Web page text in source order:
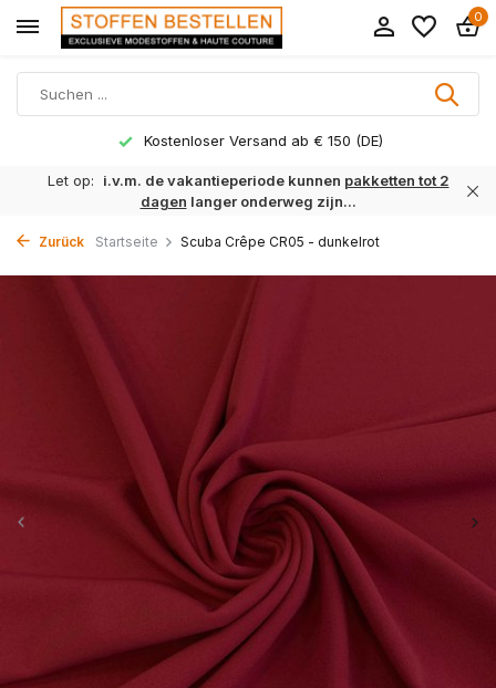
0
Kostenloser Versand ab € 150 (DE)
Let op: i.v.m. de vakantieperiode kunnen pakketten tot 2
dagen langer onderweg zijn...
Zurück Startseite Scuba Crêpe CR05 - dunkelrot